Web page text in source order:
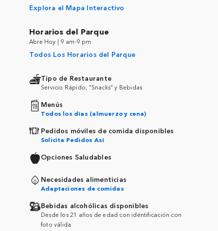
Explora el Mapa Interactivo
Horarios del Parque
Abre Hoy | 9 am-9 pm
Todos Los Horarios del Parque
Tipo de Restaurante
Servicio Rápido, "Snacks" y Bebidas
Menús
Todos los días (almuerzo y cena)
Pedidos móviles de comida disponibles
Solicita Pedidos Así
Opciones Saludables
Necesidades alimenticias
Adaptaciones de comidas
Bebidas alcohólicas disponibles
Desde los 21 años de edad con identificación con
foto válida